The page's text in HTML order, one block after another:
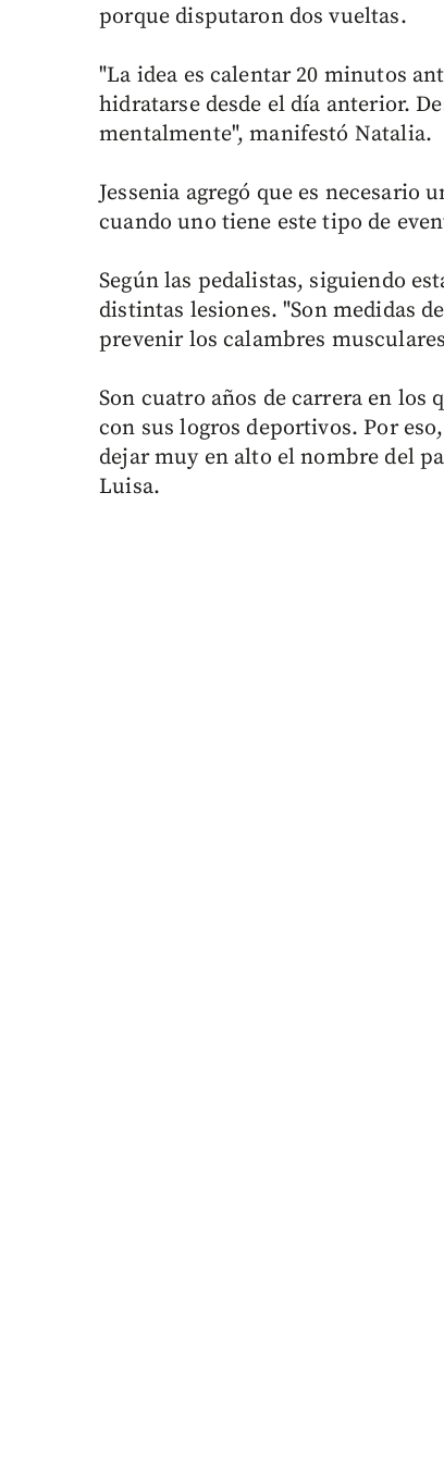
porque disputaron dos vueltas.
"La idea es calentar 20 minutos
hidratarse desde el día anterior.
mentalmente", manifestó Natalia.
Jessenia agregó que es
cuando uno tiene este tipo de
Según las pedalistas, siguiendo
distintas lesiones. "Son medidas
prevenir los calambres
Son cuatro años de carrera en los
con sus logros deportivos. Por
dejar muy en alto el nombre del
Luisa.